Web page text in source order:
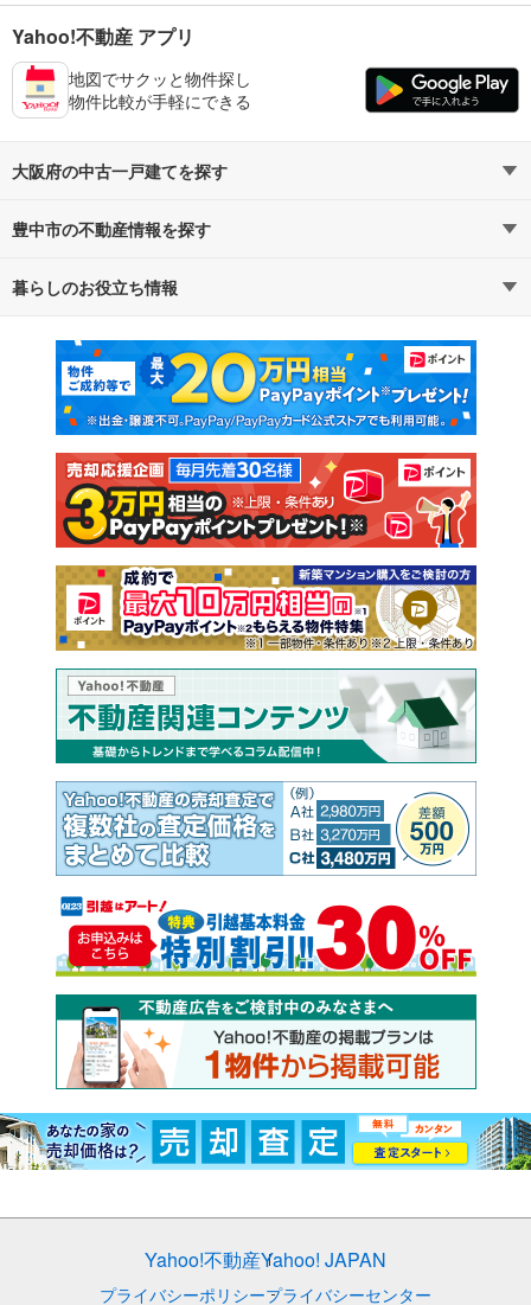
Yahoo!不動産 アプリ
地図でサクッと物件探し
物件比較が手軽にできる
大阪府の中古一戸建てを探す
路線・駅から探す
通勤・通学時間から探す
豊中市の不動産情報を探す
不動産・住宅
新築マンション 中古マンション
新築一戸建て 中古一戸建て
注文住宅 土地
売却査定
暮らしのお役立ち情報
マンションカタログ 教えて！住まいの先生
Yahoo!不動産Yahoo! JAPAN
プライバシーポリシープライバシーセンター